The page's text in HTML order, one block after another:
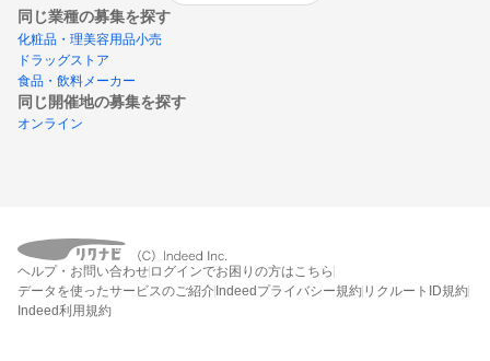
同じ業種の募集を探す
化粧品・理美容用品小売
ドラッグストア
食品・飲料メーカー
同じ開催地の募集を探す
オンライン
エントリーするとプログラムの詳細案内を
受け取れるようになります
ヘルプ・お問い合わせ ログインでお困りの方はこちら
データを使ったサービスのご紹介 Indeedプライバシー規約 リクルートID規約
Indeed利用規約